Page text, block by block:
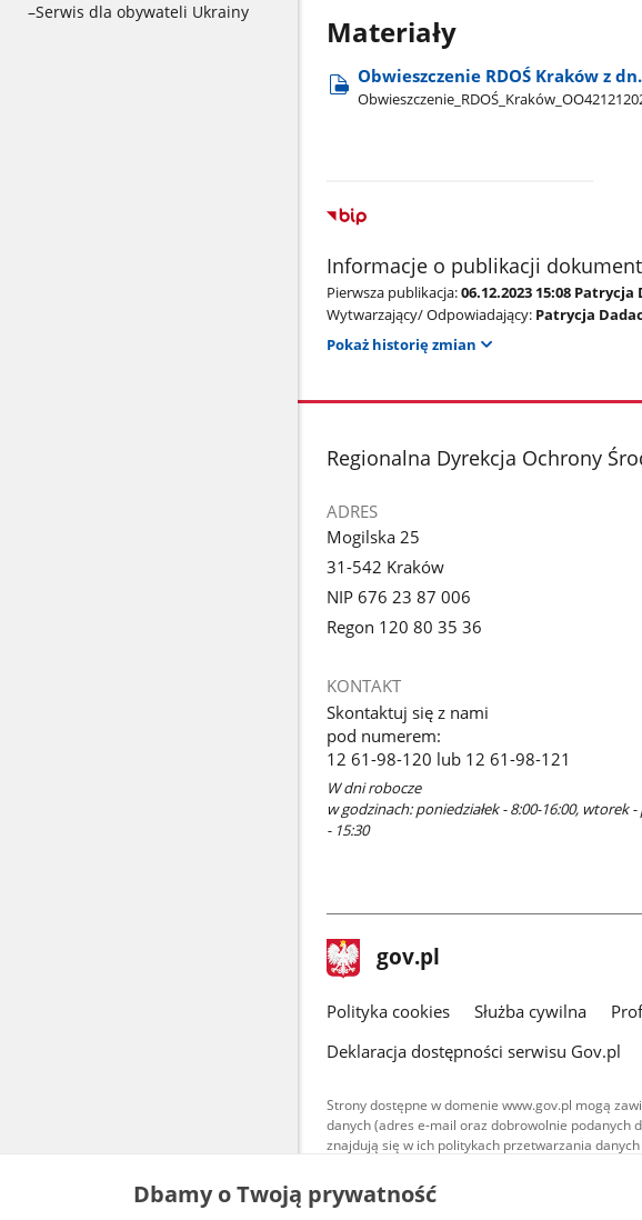
–Serwis dla obywateli Ukrainy
Materiały
Obwieszczenie RDOŚ Kraków z
Informacje o publikacji
Pierwsza publikacja:06.12.2023 15:08 Patrycja
Wytwarzający/ Odpowiadający: Patrycja
Pokaż historię zmian
stopka
Regionalna Dyrekcja Ochrony
ADRES
Mogilska 25
31-542 Kraków
NIP 676 23 87 006
Regon 120 80 35 36
KONTAKT
Skontaktuj się z nami
pod numerem:
12 61-98-120 lub 12 61-98-121
W dni robocze
w godzinach: poniedziałek - 8:00-16:00, wtorek
- 15:30
stopka
gov.pl Strona
gov.pl
gov.pl
Polityka cookies Służba cywilna
Deklaracja dostępności serwisu Gov.pl
Strony dostępne w domenie www.gov.pl mogą
danych (adres e-mail oraz dobrowolnie podanych
znajdują się w ich politykach przetwarzania
Treści tekstowe publikowane w
udostępniane na licencji typu
Dbamy o Twoją prywatność